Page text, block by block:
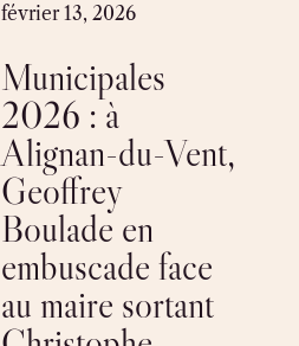
février 13, 2026
Municipales
2026 : à
Alignan-du-Vent,
Geoffrey
Boulade en
embuscade face
au maire sortant